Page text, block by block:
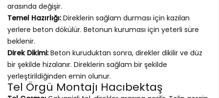
arasında değişir.
Temel Hazırlığı:Direklerin sağlam durması için kazılan
yerlere beton dökülür. Betonun kuruması için yeterli süre
beklenir.
Direk Dikimi:Beton kuruduktan sonra, direkler dikilir ve düz
bir şekilde hizalanır. Direklerin sağlam bir şekilde
yerleştirildiğinden emin olunur.
Tel Örgü Montajı Hacıbektaş